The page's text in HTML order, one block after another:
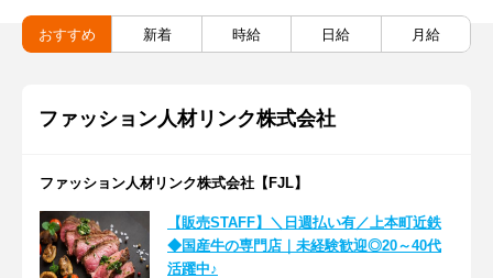
おすすめ 新着 時給 日給 月給
ファッション人材リンク株式会社
ファッション人材リンク株式会社【FJL】
【販売STAFF】＼日週払い有／上本町近鉄
◆国産牛の専門店｜未経験歓迎◎20～40代
活躍中♪